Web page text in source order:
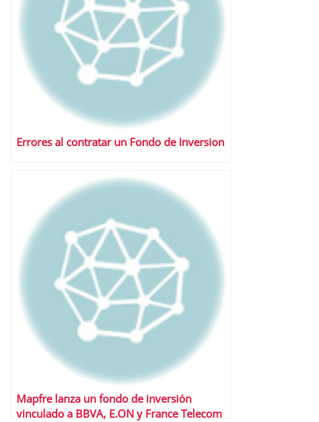
Errores al contratar un Fondo de Inversion
Mapfre lanza un fondo de inversión
vinculado a BBVA, E.ON y France Telecom